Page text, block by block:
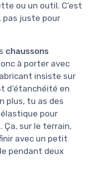
ou un outil. C’est
pas juste pour
chaussons
à porter avec
insiste sur
d’étanchéité en
plus, tu as des
pour
Ça, sur le terrain,
avec un petit
pendant deux